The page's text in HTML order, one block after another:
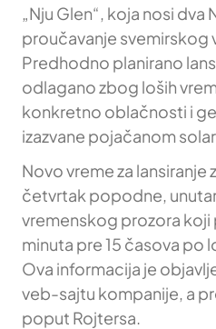
„Nju Glen“, koja nosi dva
proučavanje svemirskog
Predhodno planirano
odlagano zbog loših
konkretno oblačnosti i
izazvane pojačanom
Novo vreme za lansiranje
četvrtak popodne,
vremenskog prozora
minuta pre 15 časova po
Ova informacija je
veb-sajtu kompanije, a
poput Rojtersa.